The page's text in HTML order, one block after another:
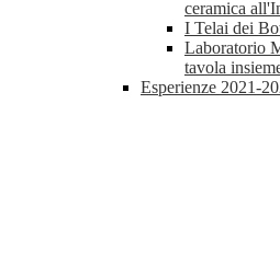
ceramica
I Telai dei
Laboratorio
tavola
Esperienze 2021-